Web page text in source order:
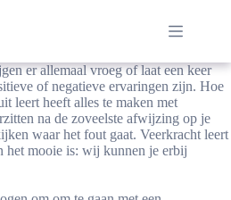
er allemaal vroeg of laat een keer
of negatieve ervaringen zijn. Hoe
leert heeft alles te maken met
na de zoveelste afwijzing op je
waar het fout gaat. Veerkracht leert
het mooie is: wij kunnen je erbij